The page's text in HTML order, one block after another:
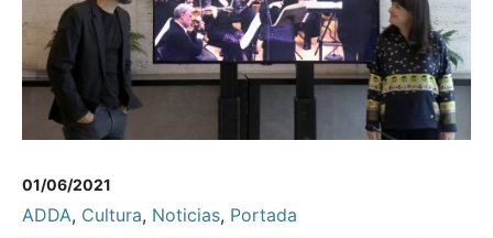
01/06/2021
ADDA, Cultura, Noticias, Portada